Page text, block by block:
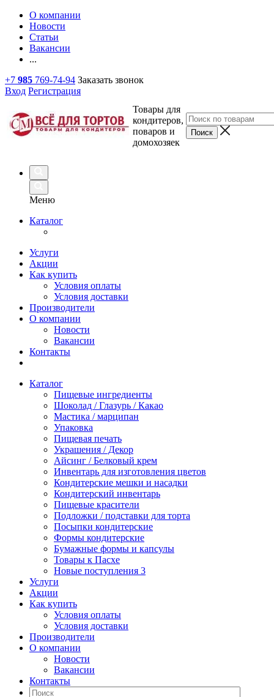
О компании
Новости
Статьи
Вакансии
...
+7 985 769-74-94 Заказать звонок
Вход Регистрация
Товары для
кондитеров,
поваров и
домохозяек
Меню
Каталог
Услуги
Акции
Как купить
Условия оплаты
Условия доставки
Производители
О компании
Новости
Вакансии
Контакты
Каталог
Пищевые ингредиенты
Шоколад / Глазурь / Какао
Мастика / марципан
Упаковка
Пищевая печать
Украшения / Декор
Айсинг / Белковый крем
Инвентарь для изготовления цветов
Кондитерские мешки и насадки
Кондитерский инвентарь
Пищевые красители
Подложки / подставки для торта
Посыпки кондитерские
Формы кондитерские
Бумажные формы и капсулы
Товары к Пасхе
Новые поступления 3
Услуги
Акции
Как купить
Условия оплаты
Условия доставки
Производители
О компании
Новости
Вакансии
Контакты